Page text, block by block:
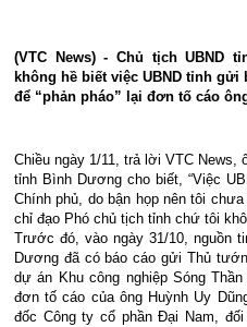
(VTC News) - Chủ tịch UBND
không hề biết việc UBND tỉnh
để “phản pháo” lại đơn tố cáo
Chiều ngày 1/11, trả lời VTC News,
tỉnh Bình Dương cho biết, “Việc
Chính phủ, do bận họp nên tôi
chỉ đạo Phó chủ tịch tỉnh chứ tôi
Trước đó, vào ngày 31/10, nguồn
Dương đã có báo cáo gửi Thủ
dự án Khu công nghiệp Sóng
đơn tố cáo của ông Huỳnh Uy
đốc Công ty cổ phần Đại Nam,